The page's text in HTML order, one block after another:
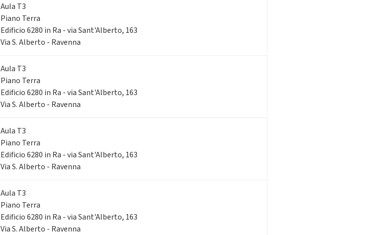
Aula T3
Piano Terra
Edificio 6280 in Ra - via Sant'Alberto, 163
Via S. Alberto - Ravenna
Aula T3
Piano Terra
Edificio 6280 in Ra - via Sant'Alberto, 163
Via S. Alberto - Ravenna
Aula T3
Piano Terra
Edificio 6280 in Ra - via Sant'Alberto, 163
Via S. Alberto - Ravenna
Aula T3
Piano Terra
Edificio 6280 in Ra - via Sant'Alberto, 163
Via S. Alberto - Ravenna